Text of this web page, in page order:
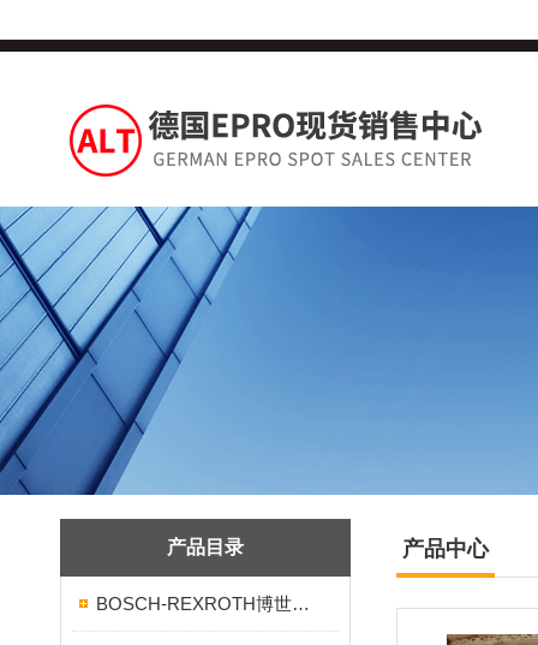
产品目录
BOSCH-REXROTH博世力士乐
产品中心